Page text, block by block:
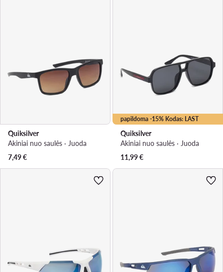
Quiksilver
Akiniai nuo saulės · Juoda
7,49€
papildoma -15% Kodas: LAST
Quiksilver
Akiniai nuo saulės · Juoda
11,99€